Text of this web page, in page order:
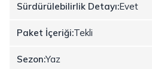
Sürdürülebilirlik Detayı:Evet
Paket İçeriği:Tekli
Sezon:Yaz